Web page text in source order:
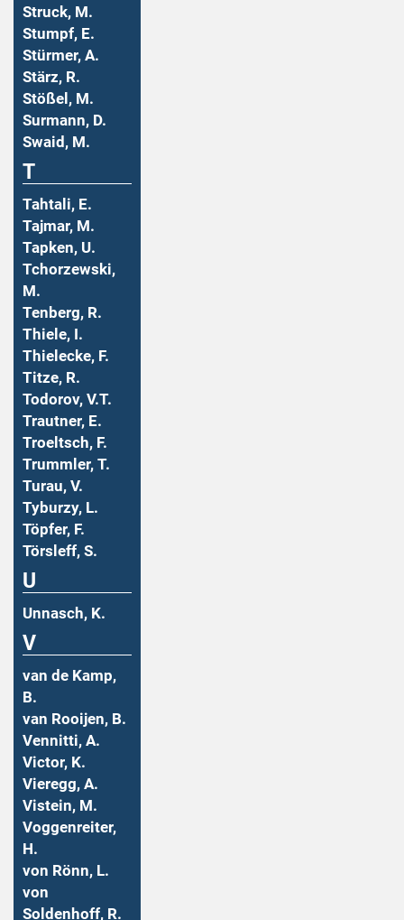
Struck, M.
Stumpf, E.
Stürmer, A.
Stärz, R.
Stößel, M.
Surmann, D.
Swaid, M.
T
Tahtali, E.
Tajmar, M.
Tapken, U.
Tchorzewski,
M.
Tenberg, R.
Thiele, I.
Thielecke, F.
Titze, R.
Todorov, V.T.
Trautner, E.
Troeltsch, F.
Trummler, T.
Turau, V.
Tyburzy, L.
Töpfer, F.
Törsleff, S.
U
Unnasch, K.
V
van de Kamp,
B.
van Rooijen, B.
Vennitti, A.
Victor, K.
Vieregg, A.
Vistein, M.
Voggenreiter,
H.
von Rönn, L.
von
Soldenhoff, R.